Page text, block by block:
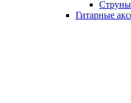
Струны
Гитарные